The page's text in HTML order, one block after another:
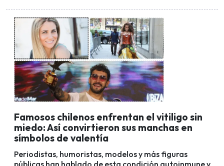
Famosos chilenos enfrentan el vitiligo sin
miedo: Así convirtieron sus manchas en
símbolos de valentía
Periodistas, humoristas, modelos y más figuras